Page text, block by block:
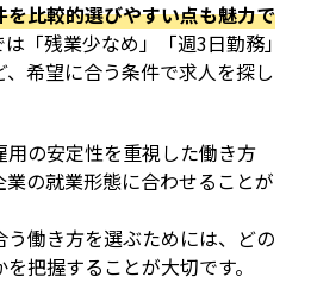
比較的選びやすい点も魅力で
「残業少なめ」「週3日勤務」
、希望に合う条件で求人を探し
の安定性を重視した働き方
の就業形態に合わせることが
働き方を選ぶためには、どの
把握することが大切です。